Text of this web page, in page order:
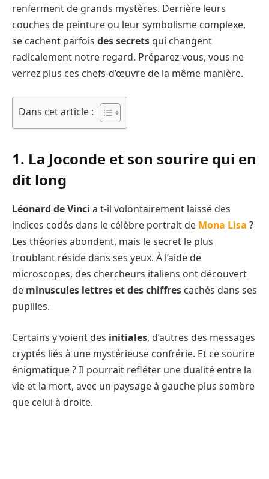
renferment de grands mystères. Derrière leurs
couches de peinture ou leur symbolisme complexe,
se cachent parfois des secrets qui changent
radicalement notre regard. Préparez-vous, vous ne
verrez plus ces chefs-d’œuvre de la même manière.
Dans cet article :
1. La Joconde et son sourire qui en
dit long
Léonard de Vinci a t-il volontairement laissé des
indices codés dans le célèbre portrait de Mona Lisa ?
Les théories abondent, mais le secret le plus
troublant réside dans ses yeux. À l’aide de
microscopes, des chercheurs italiens ont découvert
de minuscules lettres et des chiffres cachés dans ses
pupilles.
Certains y voient des initiales, d’autres des messages
cryptés liés à une mystérieuse confrérie. Et ce sourire
énigmatique ? Il pourrait refléter une dualité entre la
vie et la mort, avec un paysage à gauche plus sombre
que celui à droite.